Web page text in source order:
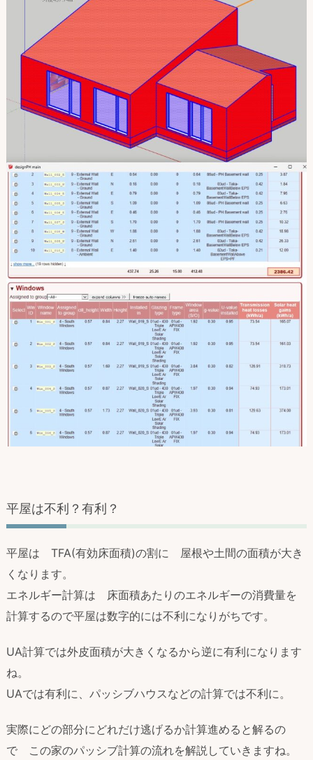
平屋は不利？有利？
平屋は TFA(有効床面積)の割に 屋根や土間の面積が大き
くなります。
エネルギー計算は 床面積あたりのエネルギーの消費量を
計算するので平屋は数字的には不利になりがちです。
UA計算では外皮面積が大きくなるから逆に有利になります
ね。
UAでは有利に、パッシブハウスなどの計算では不利に。
実際にどの部分にどれだけ逃げるか計算進めると解るの
で この家のパッシブ計算の流れを解説していきますね。